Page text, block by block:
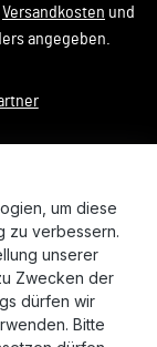
Versandkosten und
angegeben.
um diese
zu verbessern.
unserer
Zwecken der
dürfen wir
Bitte